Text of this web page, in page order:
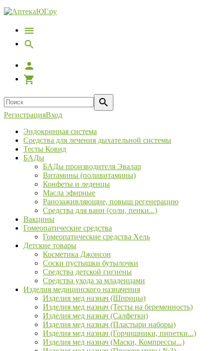
РегистрацияВход
Эндокринная система
Средства для лечения дыхательной системы
Тесты Ковид
БАДы
БАДы производителя Эвалар
Витамины (поливитамины)
Конфеты и леденцы
Масла эфирные
Ранозаживляющие, повыш регенерацию
Средства для ванн (соли, пенки...)
Вакцины
Гомеопатические средства
Гомеопатические средства Хель
Детские товары
Косметика Джонсон
Соски пустышки бутылочки
Средства детской гигиены
Средства ухода за младенцами
Изделия медицинского назначения
Изделия мед назнач (Шприцы)
Изделия мед назнач (Тесты на беременность)
Изделия мед назнач (Салфетки)
Изделия мед назнач (Пластыри наборы)
Изделия мед назнач (Горчишники, пипетки...)
Изделия мед назнач (Маски, Компрессы...)